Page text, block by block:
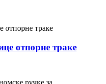
отпорне траке